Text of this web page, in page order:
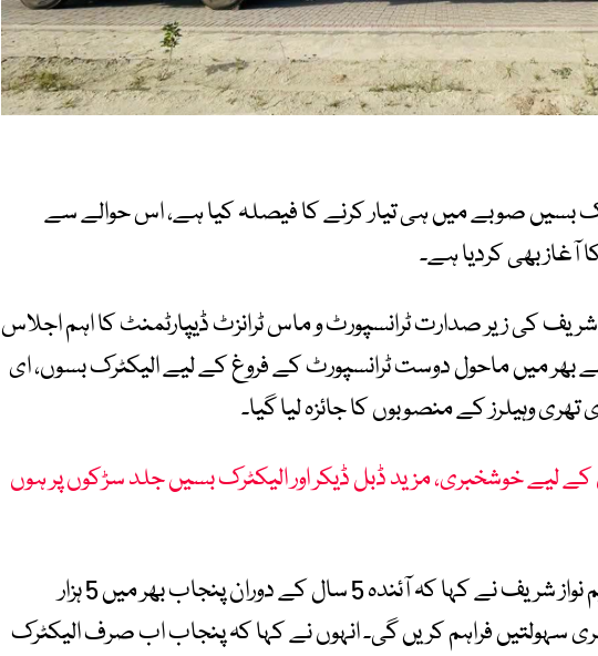
بسیں صوبے میں ہی تیار کرنے کا فیصلہ کیا ہے، اس حوالے سے
بھی کردیا ہے۔
شریف کی زیر صدارت ٹرانسپورٹ و ماس ٹرانزٹ ڈیپارٹمنٹ کا اہم اجلاس
میں ماحول دوست ٹرانسپورٹ کے فروغ کے لیے الیکٹرک بسوں، ای
وہیلرز کے منصوبوں کا جائزہ لیا گیا۔
کے لیے خوشخبری، مزید ڈبل ڈیکر اور الیکٹرک بسیں جلد سڑکوں پر ہوں
اجلاس میں وزیراعلیٰ مریم نواز شریف نے کہا کہ آئندہ 5 سال کے دوران پنجاب بھر میں 5 ہزار
سہولتیں فراہم کریں گی۔ انہوں نے کہا کہ پنجاب اب صرف الیکٹرک